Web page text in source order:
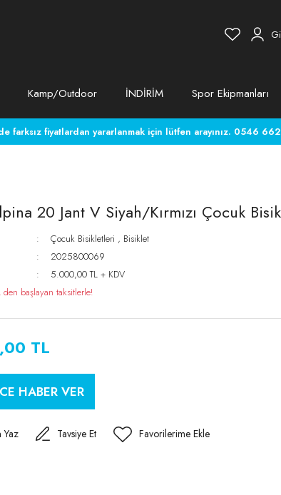
Kamp/Outdoor İNDİRİM Spor Ekipmanları
farksız fiyatlardan yararlanmak için lütfen arayınız. 0546
20 Jant V Siyah/Kırmızı Çocuk
Çocuk Bisikletleri , Bisiklet
2025800069
5.000,00 TL + KDV
başlayan taksitlerle!
TL
HABER VER
Yaz Tavsiye Et